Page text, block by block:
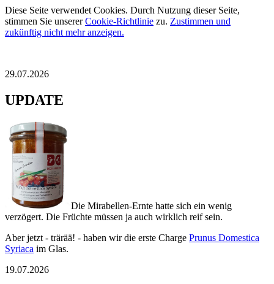
Diese Seite verwendet Cookies. Durch Nutzung dieser Seite,
stimmen Sie unsererCookie-Richtlinie zu. Zustimmen und
zukünftig nicht mehr anzeigen.
29.07.2026
UPDATE
Die Mirabellen-Ernte hatte sich ein wenig
verzögert. Die Früchte müssen ja auch wirklich reif sein.
Aber jetzt - trärää! - haben wir die erste Charge Prunus Domestica
Syriaca im Glas.
19.07.2026